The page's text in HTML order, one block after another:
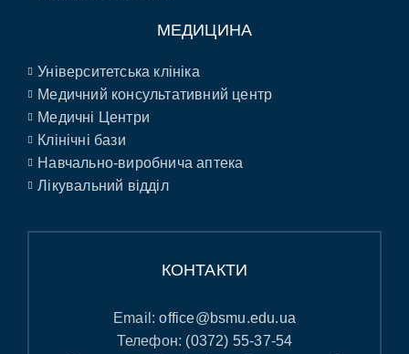
МЕДИЦИНА
Університетська клініка
Медичний консультативний центр
Медичні Центри
Клінічні бази
Навчально-виробнича аптека
Лікувальний відділ
КОНТАКТИ
Email:office@bsmu.edu.ua
Телефон: (0372) 55-37-54